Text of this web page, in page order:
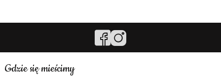
Gdzie się mieścimy